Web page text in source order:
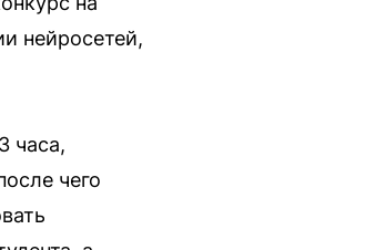
нейросетей,
часа,
чего